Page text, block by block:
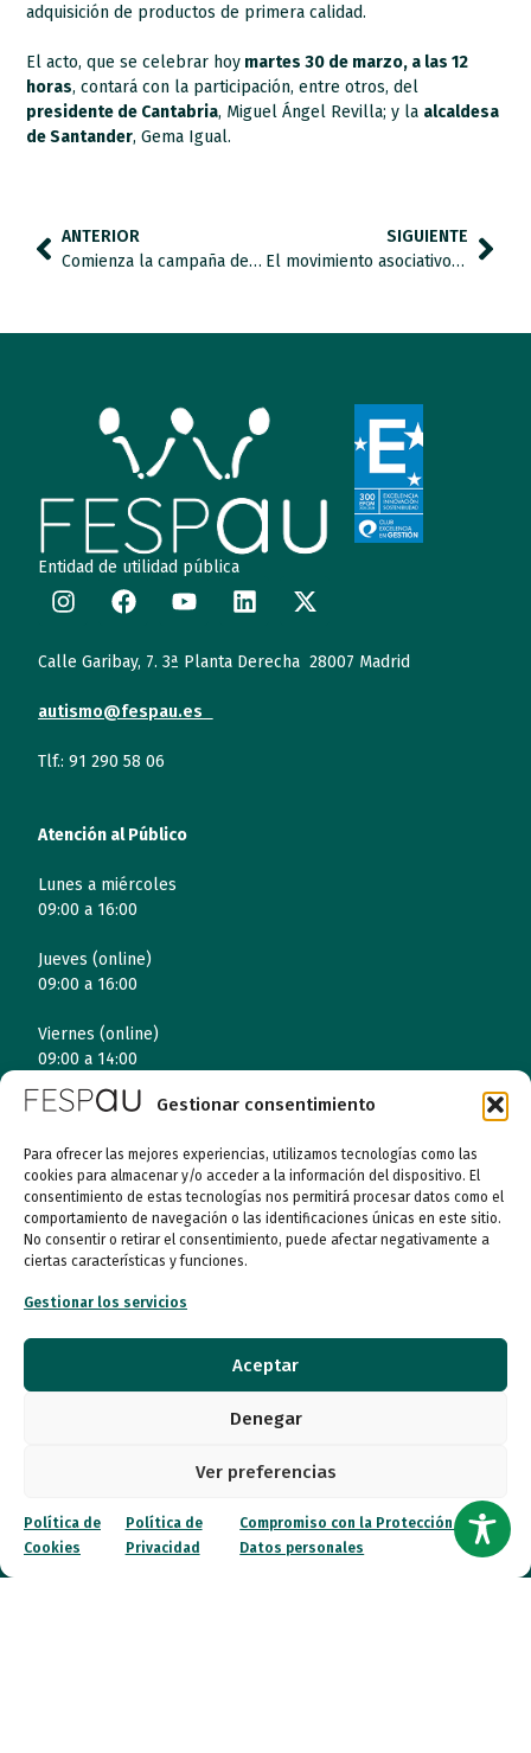
Gestionar consentimiento
Para ofrecer las mejores experiencias, utilizamos tecnologías como las
cookies para almacenar y/o acceder a la información del dispositivo. El
consentimiento de estas tecnologías nos permitirá procesar datos como el
comportamiento de navegación o las identificaciones únicas en este sitio.
No consentir o retirar el consentimiento, puede afectar negativamente a
ciertas características y funciones.
Gestionar los servicios
Aceptar
Denegar
Ver preferencias
Política de
Cookies
Política de
Privacidad
Compromiso con la Protección de
Datos personales
adquisición de productos de primera calidad.
El acto, que se celebrar hoy martes 30 de marzo, a las 12
horas, contará con la participación, entre otros, del
presidente de Cantabria, Miguel Ángel Revilla; y la alcaldesa
de Santander, Gema Igual.
ANTERIOR
Comienza la campaña del Día Mundial de Concienciación sobre el Autismo
SIGUIENTE
El movimiento asociativo reclama educación y empleo de calidad para las personas con autismo
Entidad de utilidad pública
Calle Garibay, 7. 3ª Planta Derecha 28007 Madrid
autismo@fespau.es
Tlf.: 91 290 58 06
Atención al Público
Lunes a miércoles
09:00 a 16:00
Jueves (online)
09:00 a 16:00
Viernes (online)
09:00 a 14:00
Quiénes somos
Entidades
Autismo
Recursos
Canal ético